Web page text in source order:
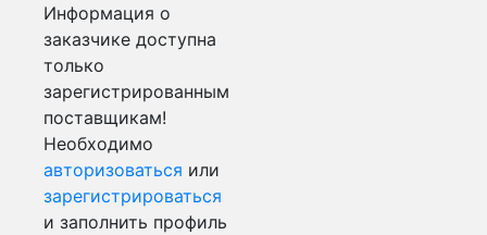
Информация о
заказчике доступна
только
зарегистрированным
поставщикам!
Необходимо
авторизоваться или
зарегистрироваться
и заполнить профиль